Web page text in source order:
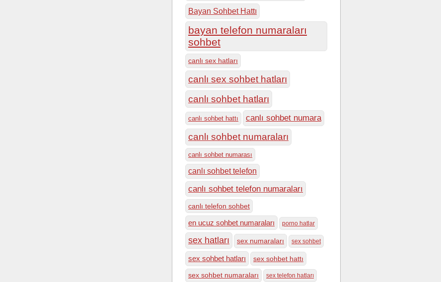
Bayan Sohbet Hattı
bayan telefon numaraları
sohbet
canlı sex hatları
canlı sex sohbet hatları
canlı sohbet hatları
canlı sohbet hattı canlı sohbet numara
canlı sohbet numaraları
canlı sohbet numarası
canlı sohbet telefon
canlı sohbet telefon numaraları
canlı telefon sohbet
en ucuz sohbet numaraları porno hatlar
sex hatları sex numaraları sex sohbet
sex sohbet hatları sex sohbet hattı
sex sohbet numaraları sex telefon hatları